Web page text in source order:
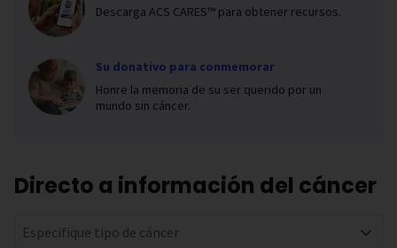
Descarga ACS CARES™ para obtener recursos.
Su donativo para conmemorar
Honre la memoria de su ser querido por un
mundo sin cáncer.
Directo a información del cáncer
Especifique tipo de cáncer